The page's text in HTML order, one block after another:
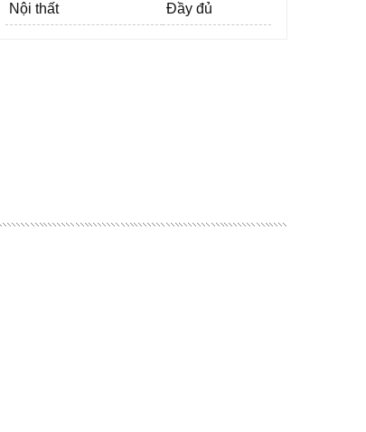
Nội thất Đầy đủ